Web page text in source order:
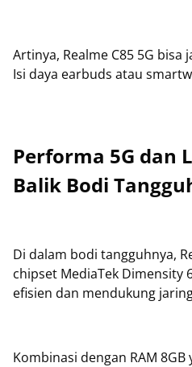
Artinya, Realme C85 5G
Isi daya earbuds atau
Performa 5G dan
Balik Bodi
Di dalam bodi tangguhnya,
chipset MediaTek Dimensity
efisien dan mendukung
Kombinasi dengan RAM